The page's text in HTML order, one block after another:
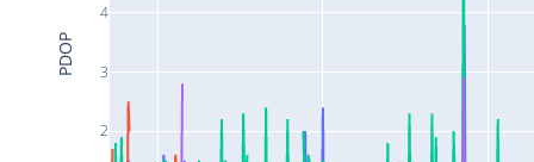
2
3
4
PDOP